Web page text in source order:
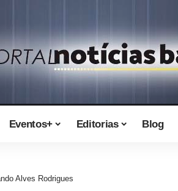
Eventos+ Editorias Blog
Alves Rodrigues